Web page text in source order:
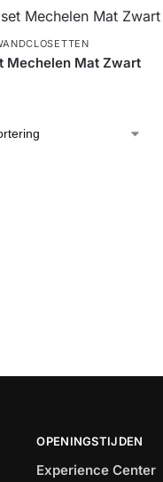
Mechelen Mat Zwart
OPENINGSTIJDEN
Experience Center